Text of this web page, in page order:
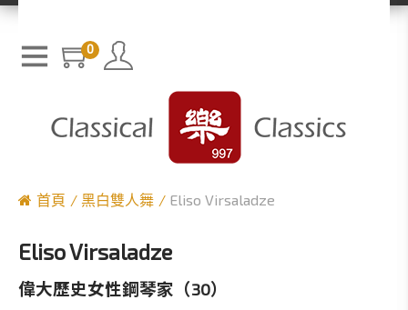
0
首頁 黑白雙人舞 Eliso Virsaladze
Eliso Virsaladze
偉大歷史女性鋼琴家（30）